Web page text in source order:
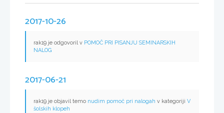
2017-10-26
rak19 je odgovoril v POMOČ PRI PISANJU SEMINARSKIH
NALOG
2017-06-21
rak19 je objavil temo nudim pomoč pri nalogah v kategoriji V
šolskih klopeh